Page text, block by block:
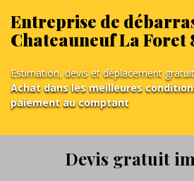
Entreprise de
Chateauneuf La Foret
Estimation, devis et déplacement
Achat dans les meilleures
paiement au comptant
Devis gratuit